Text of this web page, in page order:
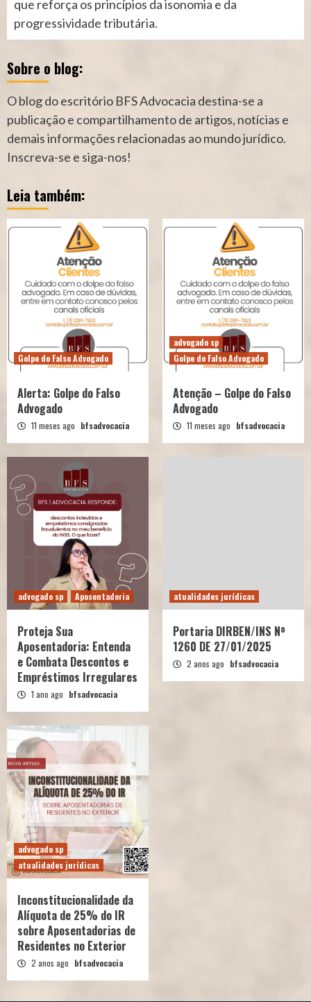
que reforça os princípios da isonomia e da
progressividade tributária.
Sobre o blog:
O blog do escritório BFS Advocacia destina-se a
publicação e compartilhamento de artigos, notícias e
demais informações relacionadas ao mundo jurídico.
Inscreva-se e siga-nos!
Leia também:
Golpe do Falso Advogado
Alerta: Golpe do Falso
Advogado
11 meses ago bfsadvocacia
advogado sp
Golpe do Falso Advogado
Atenção – Golpe do Falso
Advogado
11 meses ago bfsadvocacia
advogado sp Aposentadoria
Proteja Sua
Aposentadoria: Entenda
e Combata Descontos e
Empréstimos Irregulares
1 ano ago bfsadvocacia
atualidades jurídicas
Portaria DIRBEN/INS Nº
1260 DE 27/01/2025
2 anos ago bfsadvocacia
advogado sp
atualidades jurídicas
Inconstitucionalidade da
Alíquota de 25% do IR
sobre Aposentadorias de
Residentes no Exterior
2 anos ago bfsadvocacia